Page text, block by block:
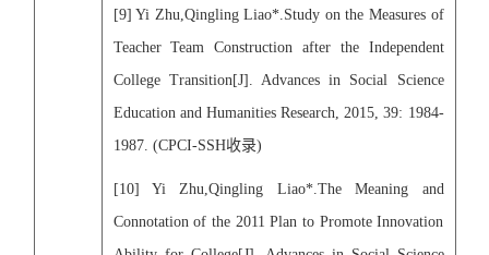
[9] Yi Zhu,Qingling Liao*.Study on the Measures of
Teacher Team Construction after the Independent
College Transition[J]. Advances in Social Science
Education and Humanities Research, 2015, 39: 1984-
1987. (CPCI-SSH收录)
[10] Yi Zhu,Qingling Liao*.The Meaning and
Connotation of the 2011 Plan to Promote Innovation